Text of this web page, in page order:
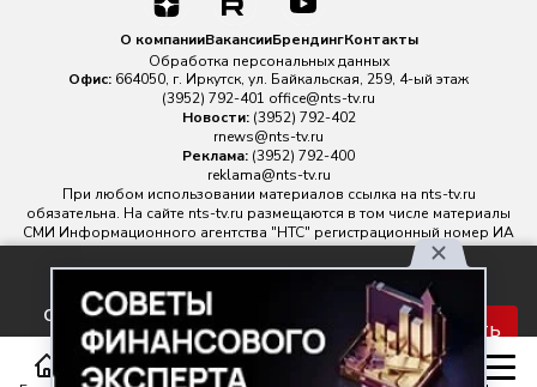
соглашаетесь с правилами
обработки персональных
данных.
Принять
О компанииВакансииБрендингКонтакты
Обработка персональных данных
Офис: 664050, г. Иркутск, ул. Байкальская, 259, 4-ый этаж
(3952) 792-401 office@nts-tv.ru
Новости: (3952) 792-402
rnews@nts-tv.ru
Реклама: (3952) 792-400
reklama@nts-tv.ru
При любом использовании материалов ссылка на nts-tv.ru
обязательна. На сайте nts-tv.ru размещаются в том числе материалы
СМИ Информационного агентства "НТС" регистрационный номер ИА
№ ФС 77 - 88763 зарегистрировано Федеральной службой по
надзору в сфере связи, информационных технологий и массовых
Главный редактор ИА "НТС" Иштулкин Евгений Александрович
16+